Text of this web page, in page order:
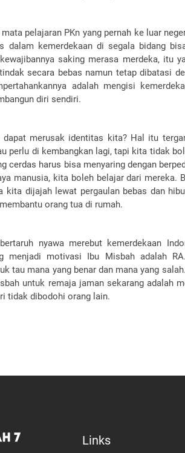
pelajaran PKn yang pernah ke luar
dalam kemerdekaan di segala bidang
saking merasa merdeka, itu
secara bebas namun tetap dibatasi
adalah mengisi
diri sendiri.
merusak identitas kita? Hal itu
perlu di kembangkan lagi, tapi kita tidak
cerdas harus bisa menyaring dengan
manusia, kita boleh belajar dari mereka.
kita dijajah lewat pergaulan bebas dan
orang tua di rumah.
nyawa merebut kemerdekaan
menjadi motivasi Ibu Misbah adalah
tau mana yang benar dan mana yang
untuk remaja jaman sekarang adalah
tidak dibodohi orang lain.
Links